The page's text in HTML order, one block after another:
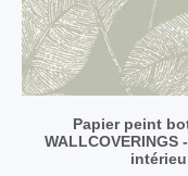
Papier peint